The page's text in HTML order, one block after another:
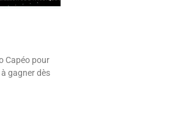
Capéo pour
gagner dès